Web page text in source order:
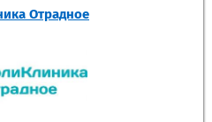
Отрадное